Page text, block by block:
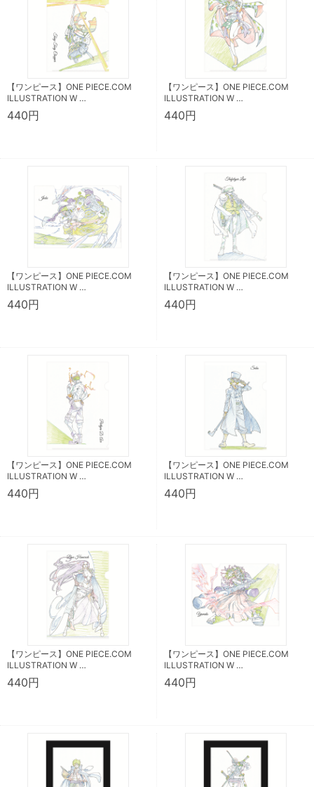
【ワンピース】ONE PIECE.COM
ILLUSTRATION W …
440円
【ワンピース】ONE PIECE.COM
ILLUSTRATION W …
440円
【ワンピース】ONE PIECE.COM
ILLUSTRATION W …
440円
【ワンピース】ONE PIECE.COM
ILLUSTRATION W …
440円
【ワンピース】ONE PIECE.COM
ILLUSTRATION W …
440円
【ワンピース】ONE PIECE.COM
ILLUSTRATION W …
440円
【ワンピース】ONE PIECE.COM
ILLUSTRATION W …
440円
【ワンピース】ONE PIECE.COM
ILLUSTRATION W …
440円